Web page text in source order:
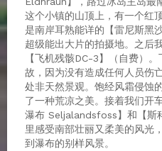
这个小镇的山顶上，有一个红
是南岸耳熟能详的【雷尼斯黑
超级能出大片的拍摄地。之后
【飞机残骸DC-3】（自费）
故，因为没有造成任何人员伤
处非天然景观。饱经风霜侵蚀
了一种荒凉之美。接着我们开
瀑布 Seljalandsfoss】和【斯
里感受南部壮丽又柔美的风光
到瀑布的别样风景。